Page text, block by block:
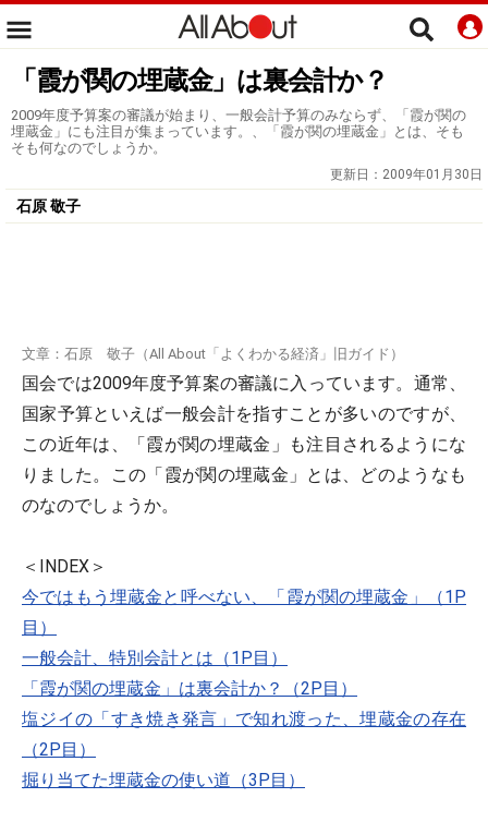
「霞が関の埋蔵金」は裏会計か？
2009年度予算案の審議が始まり、一般会計予算のみならず、「霞が関の
埋蔵金」にも注目が集まっています。、「霞が関の埋蔵金」とは、そも
そも何なのでしょうか。
更新日： 2009年01月30日
石原 敬子
文章：石原 敬子（All About「よくわかる経済」旧ガイド）
国会では2009年度予算案の審議に入っています。通常、
国家予算といえば一般会計を指すことが多いのですが、
この近年は、「霞が関の埋蔵金」も注目されるようにな
りました。この「霞が関の埋蔵金」とは、どのようなも
のなのでしょうか。
＜INDEX＞
今ではもう埋蔵金と呼べない、「霞が関の埋蔵金」（1P
目）
一般会計、特別会計とは（1P目）
「霞が関の埋蔵金」は裏会計か？（2P目）
塩ジイの「すき焼き発言」で知れ渡った、埋蔵金の存在
（2P目）
掘り当てた埋蔵金の使い道（3P目）